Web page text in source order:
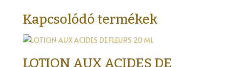
Kapcsolódó termékek
LOTION AUX ACIDES DE